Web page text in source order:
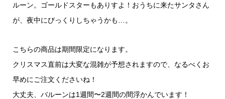
ルーン。ゴールドスターもありすよ！おうちに来たサンタさん
が、夜中にびっくりしちゃうかも…。
こちらの商品は期間限定になります。
クリスマス直前は大変な混雑が予想されますので、なるべくお
早めにご注文くださいね！
大丈夫、バルーンは1週間〜2週間の間浮かんでいます！